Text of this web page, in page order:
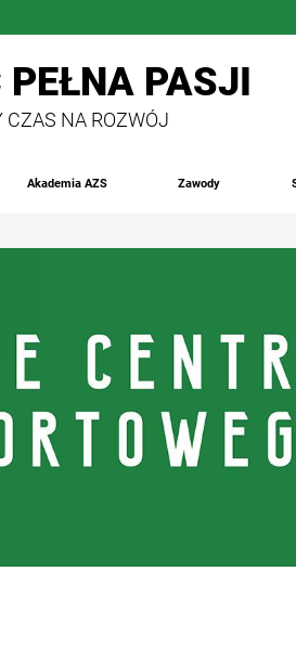
PEŁNA PASJI
CZAS NA ROZWÓJ
Akademia AZS Zawody